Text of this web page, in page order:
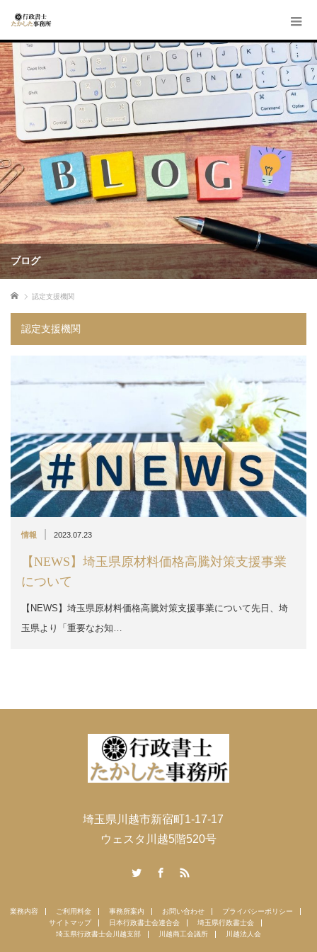
ブログ
ホーム 認定支援機関
認定支援機関
情報 2023.07.23
【NEWS】埼玉県原材料価格高騰対策支援事業
について
【NEWS】埼玉県原材料価格高騰対策支援事業について先日、埼
玉県より「重要なお知…
埼玉県川越市新宿町1-17-17
ウェスタ川越5階520号
業務内容 ご利用料金 事務所案内 お問い合わせ
プライバシーポリシー
サイトマップ
日本行政書士会連合会
埼玉県行政書士会
埼玉県行政書士会川越支部
川越商工会議所 川越法人会